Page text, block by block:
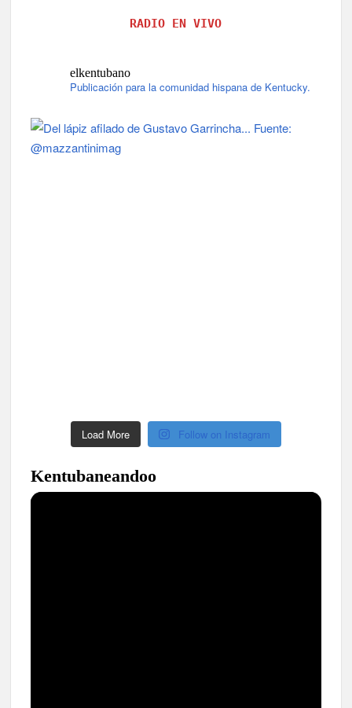
RADIO EN VIVO
elkentubano
Publicación para la comunidad hispana de Kentucky.
Load More Follow on Instagram
Kentubaneandoo